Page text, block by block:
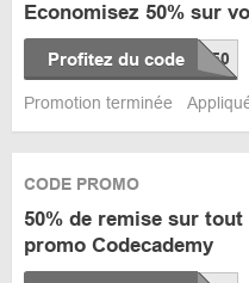
Economisez 50% sur
Profitez du code
Promotion terminée
CODE PROMO
50% de remise sur
promo Codecademy